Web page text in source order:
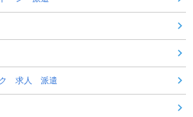
求人 派遣